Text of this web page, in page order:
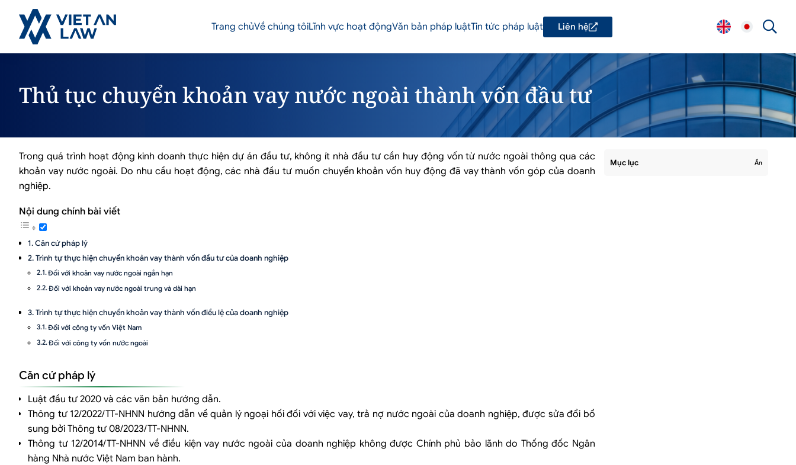
Trang chủVề chúng tôiLĩnh vực hoạt độngVăn bản pháp luậtTin tức pháp luật Liên hệ
Thủ tục chuyển khoản vay nước ngoài thành vốn đầu tư
Trong quá trình hoạt động kinh doanh thực hiện dự án đầu tư, không ít nhà đầu tư cần huy động vốn từ nước ngoài thông qua các
khoản vay nước ngoài. Do nhu cầu hoạt động, các nhà đầu tư muốn chuyển khoản vốn huy động đã vay thành vốn góp của doanh
nghiệp.
Nội dung chính bài viết
Căn cứ pháp lý
Trình tự thực hiện chuyển khoản vay thành vốn đầu tư của doanh nghiệp
Đối với khoản vay nước ngoài ngắn hạn
Đối với khoản vay nước ngoài trung và dài hạn
Trình tự thực hiện chuyển khoản vay thành vốn điều lệ của doanh nghiệp
Đối với công ty vốn Việt Nam
Đối với công ty vốn nước ngoài
Khoản vay nước ngoài có được chuyển thành vốn đầu tư không?
Cần làm gì để chuyển khoản vay nước ngoài thành vốn đầu tư?
Căn cứ pháp lý
Luật đầu tư 2020 và các văn bản hướng dẫn.
Thông tư 12/2022/TT-NHNN hướng dẫn về quản lý ngoại hối đối với việc vay, trả nợ nước ngoài của doanh nghiệp, được sửa đổi bổ
sung bởi Thông tư 08/2023/TT-NHNN.
Thông tư 12/2014/TT-NHNN về điều kiện vay nước ngoài của doanh nghiệp không được Chính phủ bảo lãnh do Thống đốc Ngân
hàng Nhà nước Việt Nam ban hành.
Mục lục Ẩn